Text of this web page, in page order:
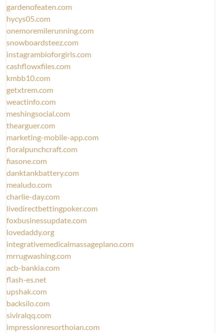
gardenofeaten.com
hycys05.com
onemoremilerunning.com
snowboardsteez.com
instagrambioforgirls.com
cashflowxfiles.com
kmbb10.com
getxtrem.com
weactinfo.com
meshingsocial.com
thearguer.com
marketing-mobile-app.com
floralpunchcraft.com
fiasone.com
danktankbattery.com
mealudo.com
charlie-day.com
livedirectbettingpoker.com
foxbusinessupdate.com
lovedaddy.org
integrativemedicalmassageplano.com
mrrugwashing.com
acb-bankia.com
flash-es.net
upshak.com
backsilo.com
siviralqq.com
impressionresorthoian.com